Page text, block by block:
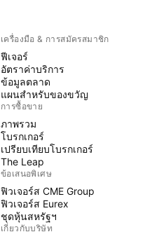
เครื่องมือ & การสมัครสมาชิก
ฟีเจอร์
อัตราค่าบริการ
ข้อมูลตลาด
แผนสำหรับของขวัญ
การซื้อขาย
ภาพรวม
โบรกเกอร์
เปรียบเทียบโบรกเกอร์
The Leap
ข้อเสนอพิเศษ
ฟิวเจอร์ส CME Group
ฟิวเจอร์ส Eurex
ชุดหุ้นสหรัฐฯ
เกี่ยวกับบริษัท